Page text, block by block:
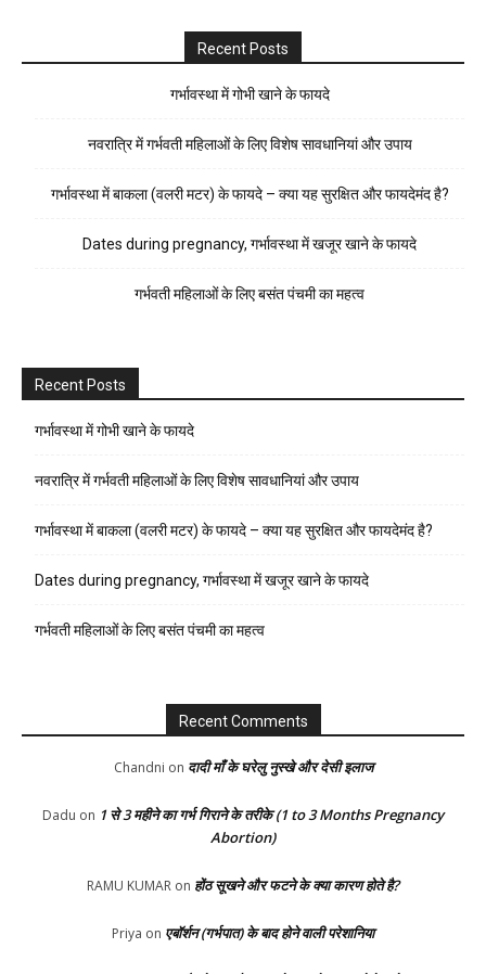
Recent Posts
गर्भावस्था में गोभी खाने के फायदे
नवरात्रि में गर्भवती महिलाओं के लिए विशेष सावधानियां और उपाय
गर्भावस्था में बाकला (वलरी मटर) के फायदे – क्या यह सुरक्षित और फायदेमंद है?
Dates during pregnancy, गर्भावस्था में खजूर खाने के फायदे
गर्भवती महिलाओं के लिए बसंत पंचमी का महत्व
Recent Posts
गर्भावस्था में गोभी खाने के फायदे
नवरात्रि में गर्भवती महिलाओं के लिए विशेष सावधानियां और उपाय
गर्भावस्था में बाकला (वलरी मटर) के फायदे – क्या यह सुरक्षित और फायदेमंद है?
Dates during pregnancy, गर्भावस्था में खजूर खाने के फायदे
गर्भवती महिलाओं के लिए बसंत पंचमी का महत्व
Recent Comments
Chandni on दादी माँ के घरेलु नुस्खे और देसी इलाज
Dadu on 1 से 3 महीने का गर्भ गिराने के तरीके (1 to 3 Months Pregnancy
Abortion)
RAMU KUMAR on होंठ सूखने और फटने के क्या कारण होते है?
Priya on एबॉर्शन (गर्भपात) के बाद होने वाली परेशानिया